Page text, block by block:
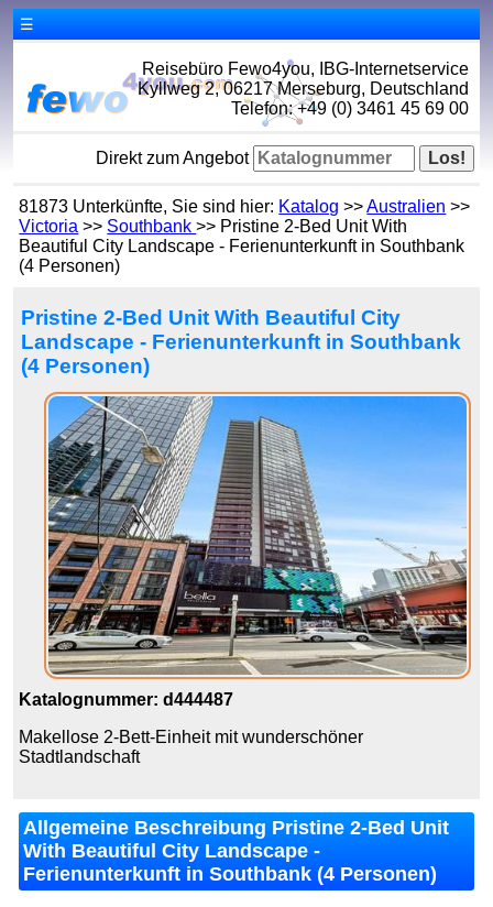
☰
Reisebüro Fewo4you, IBG-Internetservice
Kyllweg 2, 06217 Merseburg, Deutschland
Telefon: +49 (0) 3461 45 69 00
Direkt zum Angebot
81873 Unterkünfte, Sie sind hier: Katalog >>Australien >>
Victoria >> Southbank>> Pristine 2-Bed Unit With
Beautiful City Landscape - Ferienunterkunft in Southbank
(4 Personen)
Pristine 2-Bed Unit With Beautiful City
Landscape - Ferienunterkunft in Southbank
(4 Personen)
Katalognummer: d444487
Makellose 2-Bett-Einheit mit wunderschöner
Stadtlandschaft
Allgemeine Beschreibung Pristine 2-Bed Unit
With Beautiful City Landscape -
Ferienunterkunft in Southbank (4 Personen)